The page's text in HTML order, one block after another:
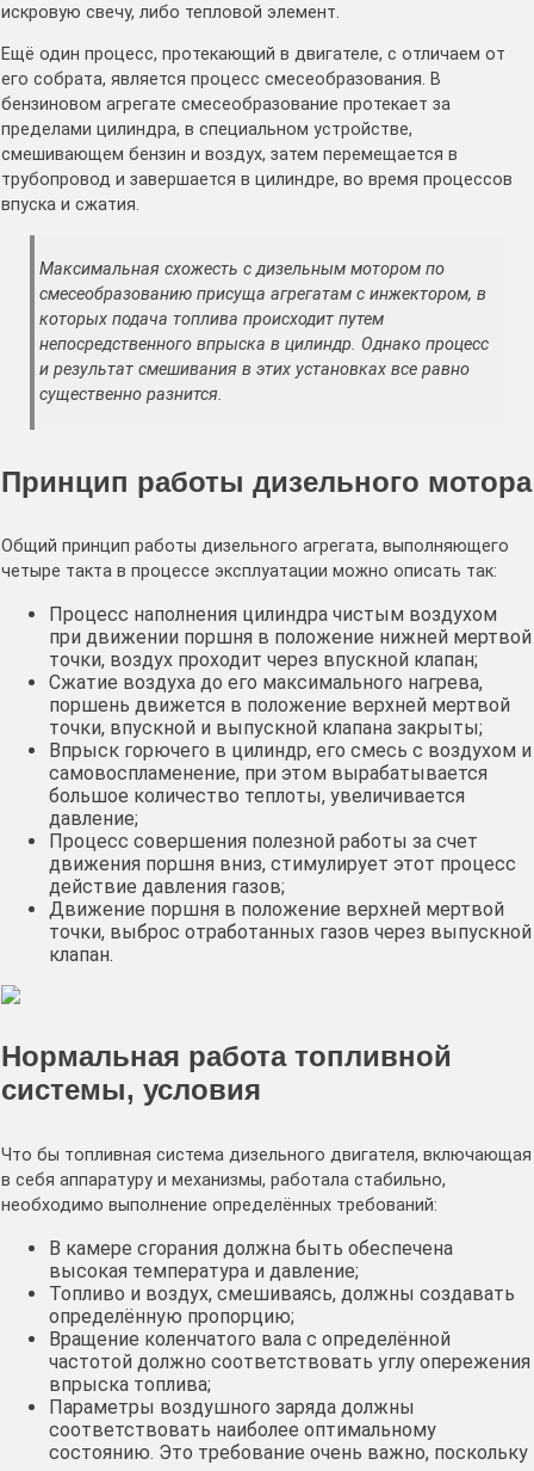
искровую свечу, либо тепловой элемент.
Ещё один процесс, протекающий в двигателе, с отличаем от
его собрата, является процесс смесеобразования. В
бензиновом агрегате смесеобразование протекает за
пределами цилиндра, в специальном устройстве,
смешивающем бензин и воздух, затем перемещается в
трубопровод и завершается в цилиндре, во время процессов
впуска и сжатия.
Максимальная схожесть с дизельным мотором по
смесеобразованию присуща агрегатам с инжектором, в
которых подача топлива происходит путем
непосредственного впрыска в цилиндр. Однако процесс
и результат смешивания в этих установках все равно
существенно разнится.
Принцип работы дизельного мотора
Общий принцип работы дизельного агрегата, выполняющего
четыре такта в процессе эксплуатации можно описать так:
Процесс наполнения цилиндра чистым воздухом
при движении поршня в положение нижней мертвой
точки, воздух проходит через впускной клапан;
Сжатие воздуха до его максимального нагрева,
поршень движется в положение верхней мертвой
точки, впускной и выпускной клапана закрыты;
Впрыск горючего в цилиндр, его смесь с воздухом и
самовоспламенение, при этом вырабатывается
большое количество теплоты, увеличивается
давление;
Процесс совершения полезной работы за счет
движения поршня вниз, стимулирует этот процесс
действие давления газов;
Движение поршня в положение верхней мертвой
точки, выброс отработанных газов через выпускной
клапан.
Нормальная работа топливной
системы, условия
Что бы топливная система дизельного двигателя, включающая
в себя аппаратуру и механизмы, работала стабильно,
необходимо выполнение определённых требований:
В камере сгорания должна быть обеспечена
высокая температура и давление;
Топливо и воздух, смешиваясь, должны создавать
определённую пропорцию;
Вращение коленчатого вала с определённой
частотой должно соответствовать углу опережения
впрыска топлива;
Параметры воздушного заряда должны
соответствовать наиболее оптимальному
состоянию. Это требование очень важно, поскольку